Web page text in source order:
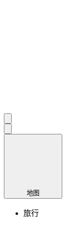
地图
旅行